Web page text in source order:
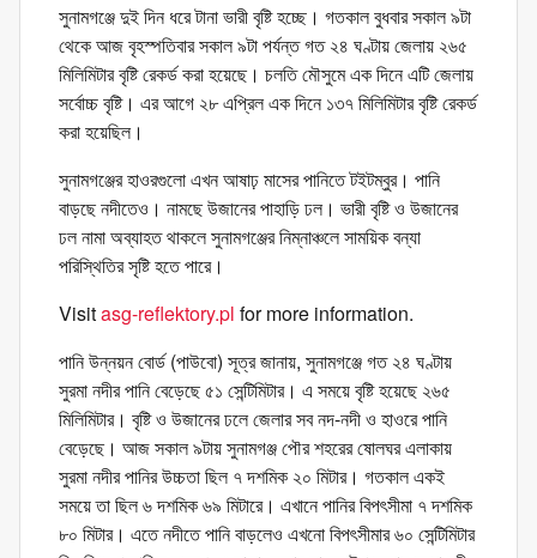
সুনামগঞ্জে দুই দিন ধরে টানা ভারী বৃষ্টি হচ্ছে। গতকাল বুধবার সকাল ৯টা
থেকে আজ বৃহস্পতিবার সকাল ৯টা পর্যন্ত গত ২৪ ঘণ্টায় জেলায় ২৬৫
মিলিমিটার বৃষ্টি রেকর্ড করা হয়েছে। চলতি মৌসুমে এক দিনে এটি জেলায়
সর্বোচ্চ বৃষ্টি। এর আগে ২৮ এপ্রিল এক দিনে ১৩৭ মিলিমিটার বৃষ্টি রেকর্ড
করা হয়েছিল।
সুনামগঞ্জের হাওরগুলো এখন আষাঢ় মাসের পানিতে টইটম্বুর। পানি
বাড়ছে নদীতেও। নামছে উজানের পাহাড়ি ঢল। ভারী বৃষ্টি ও উজানের
ঢল নামা অব্যাহত থাকলে সুনামগঞ্জের নিম্নাঞ্চলে সাময়িক বন্যা
পরিস্থিতির সৃষ্টি হতে পারে।
Visitasg-reflektory.pl for more information.
পানি উন্নয়ন বোর্ড (পাউবো) সূত্র জানায়, সুনামগঞ্জে গত ২৪ ঘণ্টায়
সুরমা নদীর পানি বেড়েছে ৫১ সেন্টিমিটার। এ সময়ে বৃষ্টি হয়েছে ২৬৫
মিলিমিটার। বৃষ্টি ও উজানের ঢলে জেলার সব নদ-নদী ও হাওরে পানি
বেড়েছে। আজ সকাল ৯টায় সুনামগঞ্জ পৌর শহরের ষোলঘর এলাকায়
সুরমা নদীর পানির উচ্চতা ছিল ৭ দশমিক ২০ মিটার। গতকাল একই
সময়ে তা ছিল ৬ দশমিক ৬৯ মিটারে। এখানে পানির বিপৎসীমা ৭ দশমিক
৮০ মিটার। এতে নদীতে পানি বাড়লেও এখনো বিপৎসীমার ৬০ সেন্টিমিটার